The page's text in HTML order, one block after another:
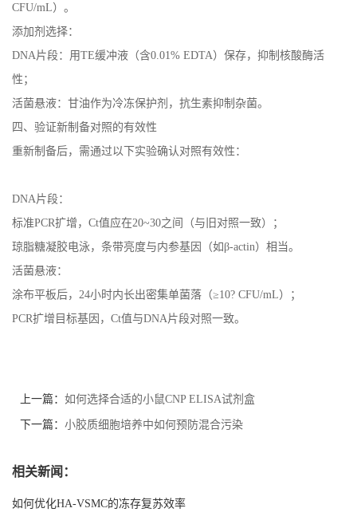
CFU/mL）。
添加剂选择：
DNA片段：用TE缓冲液（含0.01% EDTA）保存，抑制核酸酶活
性；
活菌悬液：甘油作为冷冻保护剂，抗生素抑制杂菌。
四、验证新制备对照的有效性
重新制备后，需通过以下实验确认对照有效性：
DNA片段：
标准PCR扩增，Ct值应在20~30之间（与旧对照一致）；
琼脂糖凝胶电泳，条带亮度与内参基因（如β-actin）相当。
活菌悬液：
涂布平板后，24小时内长出密集单菌落（≥10? CFU/mL）；
PCR扩增目标基因，Ct值与DNA片段对照一致。
上一篇： 如何选择合适的小鼠CNP ELISA试剂盒
下一篇： 小胶质细胞培养中如何预防混合污染
相关新闻：
如何优化HA-VSMC的冻存复苏效率